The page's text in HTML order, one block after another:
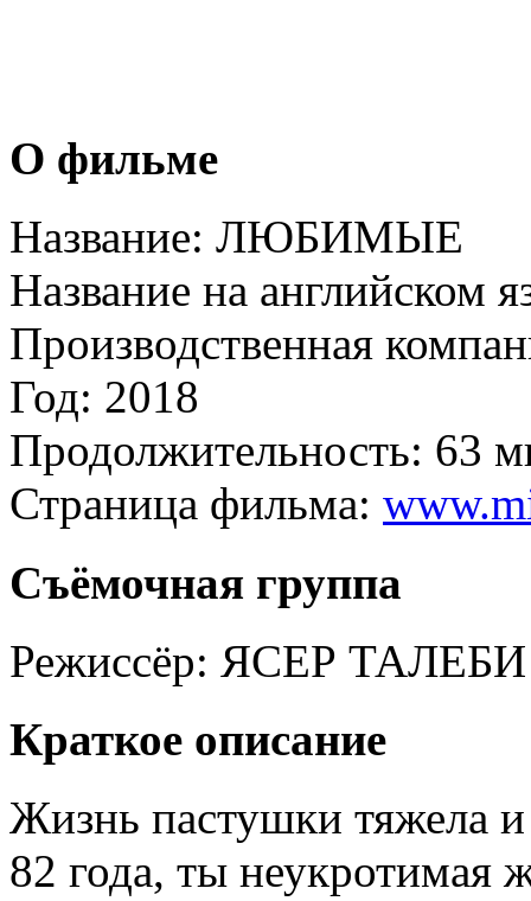
О фильме
Название: ЛЮБИМЫЕ
Название на английском
Производственная
Год: 2018
Продолжительность: 63
Страница фильма:
Съёмочная группа
Режиссёр: ЯСЕР ТАЛЕБИ
Краткое описание
Жизнь пастушки тяжела
82 года, ты